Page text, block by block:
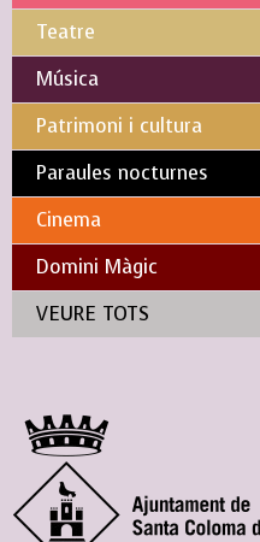
Teatre
Música
Patrimoni i cultura
Paraules nocturnes
Cinema
Domini Màgic
VEURE TOTS